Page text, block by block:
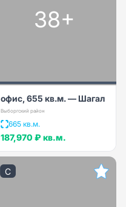
38+
офис, 655 кв.м. — Шагал
Выборгский район
665 кв.м.
187,970 ₽ кв.м.
C